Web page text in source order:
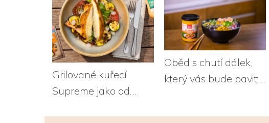
Grilované kuřecí
Supreme jako od
Oběd s chutí dálek,
který vás bude bavit: